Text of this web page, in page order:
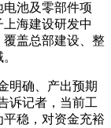
池及零部件项
海建设研发中
盖总部建设、整
明确、产出预期
诉记者，当前工
稳，对资金充裕